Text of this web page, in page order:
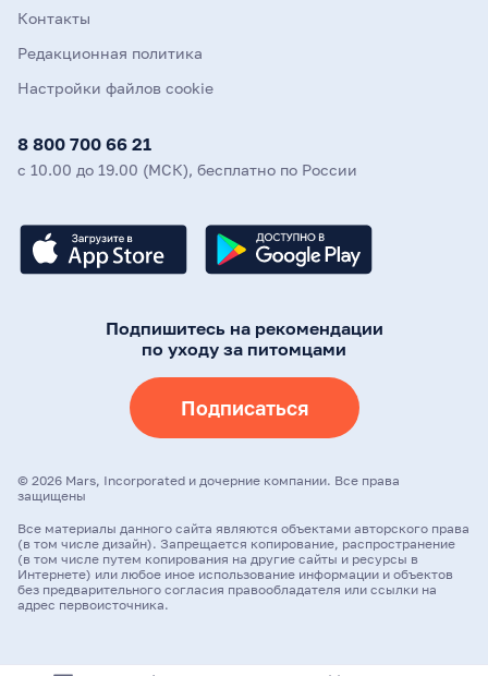
Контакты
Редакционная политика
Настройки файлов cookie
8 800 700 66 21
с 10.00 до 19.00 (МСК), бесплатно по России
Подпишитесь на рекомендации
по уходу за питомцами
Подписаться
© 2026 Mars, Incorporated и дочерние компании. Все права
защищены
Все материалы данного сайта являются объектами авторского права
(в том числе дизайн). Запрещается копирование, распространение
(в том числе путем копирования на другие сайты и ресурсы в
Интернете) или любое иное использование информации и объектов
без предварительного согласия правообладателя или ссылки на
адрес первоисточника.